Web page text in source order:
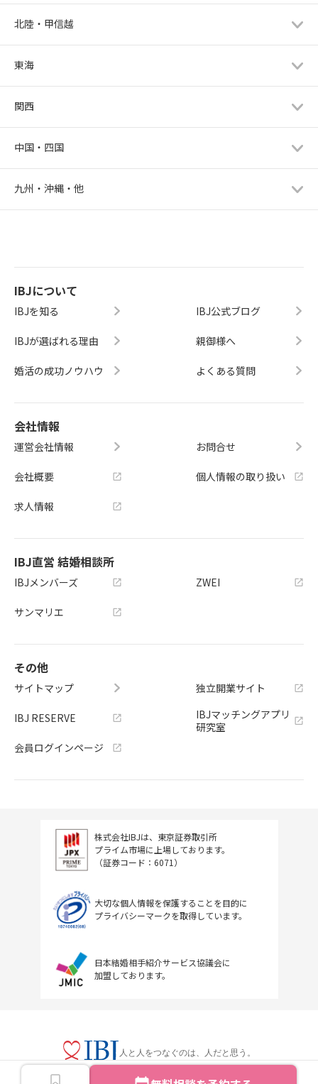
北陸・甲信越
東海
関西
中国・四国
九州・沖縄・他
IBJについて
IBJを知る
IBJが選ばれる理由
婚活の成功ノウハウ
IBJ公式ブログ
親御様へ
よくある質問
会社情報
運営会社情報
会社概要
求人情報
お問合せ
個人情報の取り扱い
IBJ直営 結婚相談所
IBJメンバーズ
サンマリエ
ZWEI
その他
サイトマップ
IBJ RESERVE
会員ログインページ
独立開業サイト
IBJマッチングアプリ
研究室
株式会社IBJは、東京証券取引所
プライム市場に上場しております。
（証券コード：6071）
大切な個人情報を保護することを目的に
プライバシーマークを取得しています。
日本結婚相手紹介サービス協議会に
加盟しております。
人と人をつなぐのは、人だと思う。